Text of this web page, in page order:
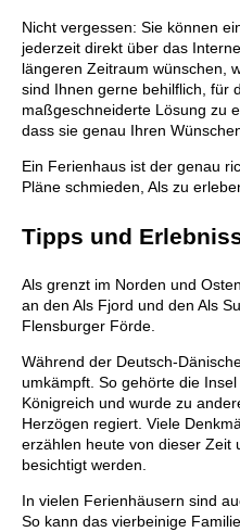
Nicht vergessen: Sie können
jederzeit direkt über das
längeren Zeitraum wünschen,
sind Ihnen gerne behilflich, für
maßgeschneiderte Lösung zu
dass sie genau Ihren
Ein Ferienhaus ist der genau
Pläne schmieden, Als zu
Tipps und
Als grenzt im Norden und
an den Als Fjord und den Als
Flensburger Förde.
Während der Deutsch-
umkämpft. So gehörte die
Königreich und wurde zu
Herzögen regiert. Viele
erzählen heute von dieser Zeit
besichtigt werden.
In vielen Ferienhäusern sind
So kann das vierbeinige